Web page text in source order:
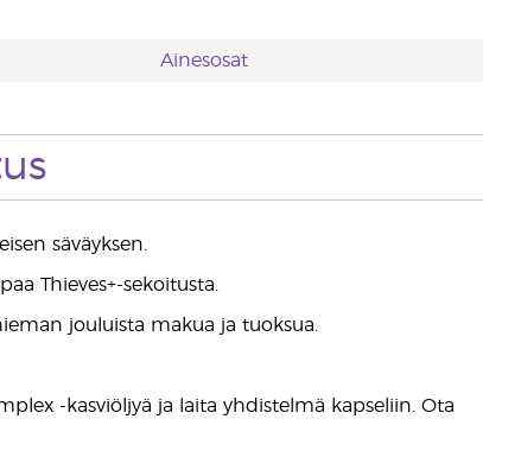
Ainesosat
säväyksen.
Thieves+-sekoitusta.
jouluista makua ja tuoksua.
-kasviöljyä ja laita yhdistelmä kapseliin. Ota